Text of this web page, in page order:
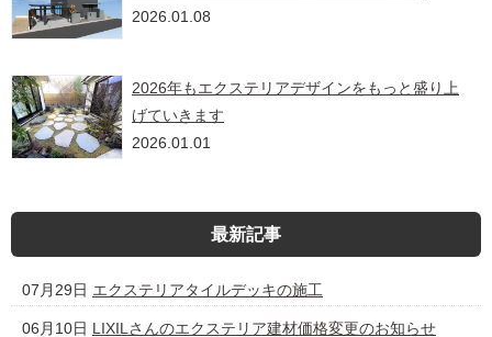
2026.01.08
2026年もエクステリアデザインをもっと盛り上
げていきます
2026.01.01
最新記事
07月29日 エクステリアタイルデッキの施工
06月10日 LIXILさんのエクステリア建材価格変更のお知らせ